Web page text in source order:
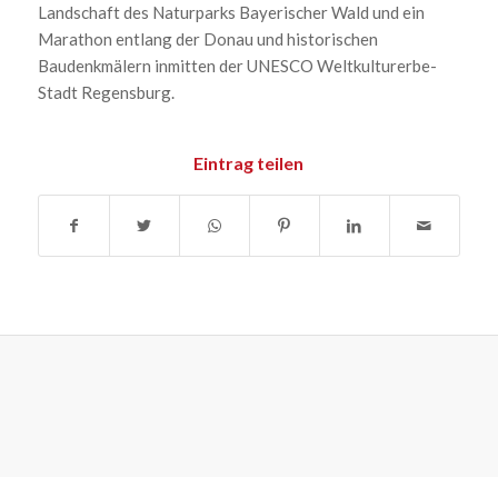
Landschaft des Naturparks Bayerischer Wald und ein
Marathon entlang der Donau und historischen
Baudenkmälern inmitten der UNESCO Weltkulturerbe-
Stadt Regensburg.
Eintrag teilen